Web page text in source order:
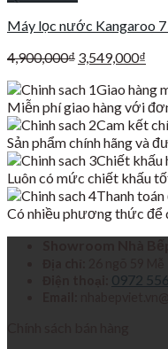
Máy lọc nước Kangaroo
4,900,000₫ Giá
là:
4,900,000₫.
3,549,000₫
tại
là:
Giao hàng
Miễn phí giao hàng với
Cam kết
Sản phẩm chính hãng và
Chiết khấu
Luôn có mức chiết khấu
Thanh
Có nhiều phương thức để
0972